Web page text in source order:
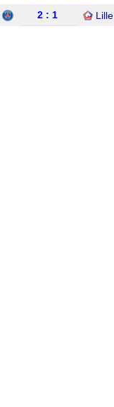
2 : 1 Lille